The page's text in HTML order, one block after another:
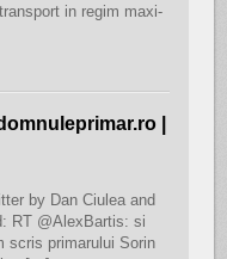
in regim maxi-
|
by Dan Ciulea and
RT @AlexBartis: si
scris primarului Sorin